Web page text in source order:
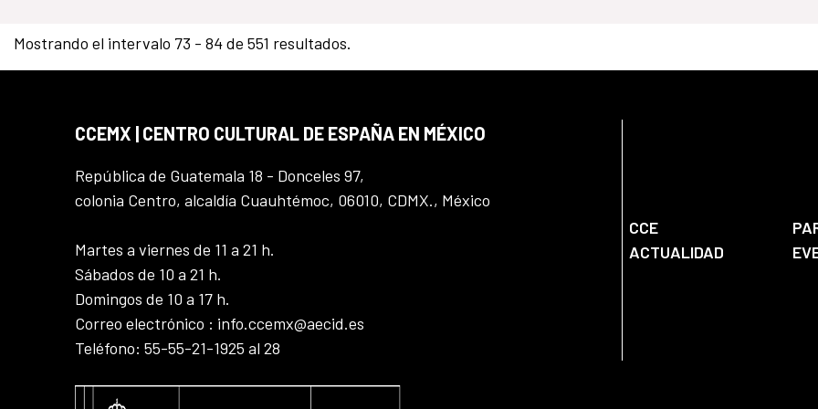
Mostrando el intervalo 73 - 84 de 551 resultados.
CCEMX | CENTRO CULTURAL DE ESPAÑA EN MÉXICO
República de Guatemala 18 - Donceles 97,
colonia Centro, alcaldía Cuauhtémoc, 06010, CDMX., México
Martes a viernes de 11 a 21 h.
Sábados de 10 a 21 h.
Domingos de 10 a 17 h.
Correo electrónico : info.ccemx@aecid.es
Teléfono: 55-55-21-1925 al 28
CCE
ACTUALIDAD